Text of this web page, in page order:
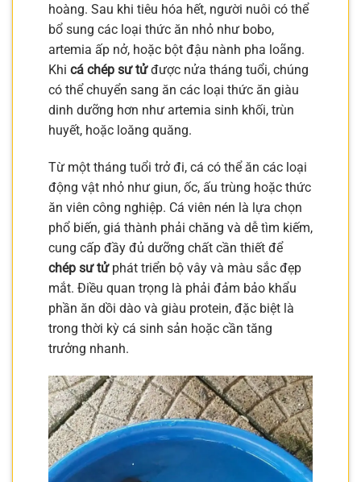
hoàng. Sau khi tiêu hóa hết, người nuôi có thể
bổ sung các loại thức ăn nhỏ như bobo,
artemia ấp nở, hoặc bột đậu nành pha loãng.
Khi cá chép sư tửđược nửa tháng tuổi, chúng
có thể chuyển sang ăn các loại thức ăn giàu
dinh dưỡng hơn như artemia sinh khối, trùn
huyết, hoặc loăng quăng.
Từ một tháng tuổi trở đi, cá có thể ăn các loại
động vật nhỏ như giun, ốc, ấu trùng hoặc thức
ăn viên công nghiệp. Cá viên nén là lựa chọn
phổ biến, giá thành phải chăng và dễ tìm kiếm,
cung cấp đầy đủ dưỡng chất cần thiết để
chép sư tửphát triển bộ vây và màu sắc đẹp
mắt. Điều quan trọng là phải đảm bảo khẩu
phần ăn dồi dào và giàu protein, đặc biệt là
trong thời kỳ cá sinh sản hoặc cần tăng
trưởng nhanh.